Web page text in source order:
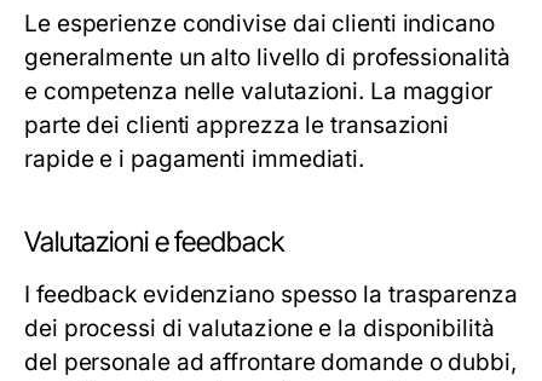
Le esperienze condivise dai clienti indicano
generalmente un alto livello di professionalità
e competenza nelle valutazioni. La maggior
parte dei clienti apprezza le transazioni
rapide e i pagamenti immediati.
Valutazioni e feedback
I feedback evidenziano spesso la trasparenza
dei processi di valutazione e la disponibilità
del personale ad affrontare domande o dubbi,